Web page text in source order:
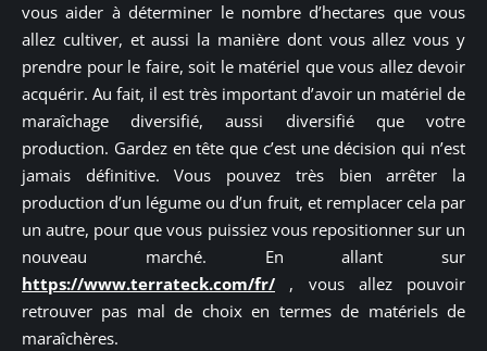
vous aider à déterminer le nombre d’hectares que vous
allez cultiver, et aussi la manière dont vous allez vous y
prendre pour le faire, soit le matériel que vous allez devoir
acquérir. Au fait, il est très important d’avoir un matériel de
maraîchage diversifié, aussi diversifié que votre
production. Gardez en tête que c’est une décision qui n’est
jamais définitive. Vous pouvez très bien arrêter la
production d’un légume ou d’un fruit, et remplacer cela par
un autre, pour que vous puissiez vous repositionner sur un
nouveau marché. En allant sur
https://www.terrateck.com/fr/ , vous allez pouvoir
retrouver pas mal de choix en termes de matériels de
maraîchères.